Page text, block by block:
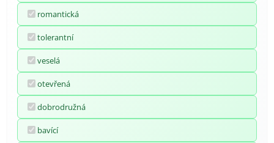
romantická
tolerantní
veselá
otevřená
dobrodružná
bavící